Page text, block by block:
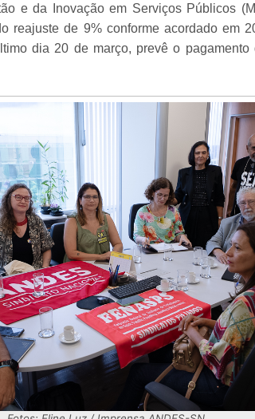
e da Inovação em Serviços Públicos
reajuste de 9% conforme acordado em
dia 20 de março, prevê o pagamento